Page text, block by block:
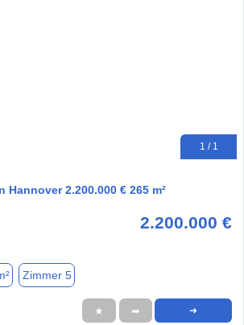
1 / 1
Hannover 2.200.000 € 265 m²
2.200.000 €
Zimmer 5
★ ➦ ➜